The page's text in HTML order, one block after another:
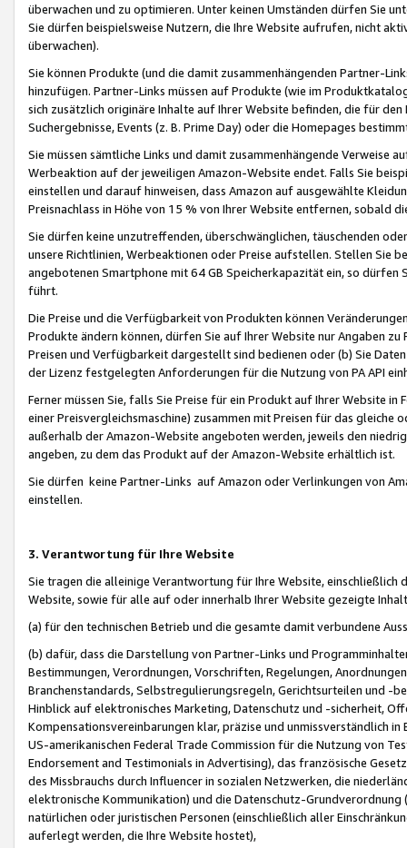
überwachen und zu optimieren. Unter keinen Umständen dürfen Sie
Sie dürfen beispielsweise Nutzern, die Ihre Website aufrufen, nicht
überwachen).
Sie können Produkte (und die damit zusammenhängenden Partner-
hinzufügen. Partner-Links müssen auf Produkte (wie im
sich zusätzlich originäre Inhalte auf Ihrer Website befinden, die für
Suchergebnisse, Events (z. B. Prime Day) oder die Homepages
Sie müssen sämtliche Links und damit zusammenhängende
Werbeaktion auf der jeweiligen Amazon-Website endet. Falls Sie
einstellen und darauf hinweisen, dass Amazon auf ausgewählte
Preisnachlass in Höhe von 15 % von Ihrer Website entfernen, sobald
Sie dürfen keine unzutreffenden, überschwänglichen, täuschenden
unsere Richtlinien, Werbeaktionen oder Preise aufstellen. Stellen Sie
angebotenen Smartphone mit 64 GB Speicherkapazität ein, so dürfen
führt.
Die Preise und die Verfügbarkeit von Produkten können
Produkte ändern können, dürfen Sie auf Ihrer Website nur Angaben
Preisen und Verfügbarkeit dargestellt sind bedienen oder (b) Sie
der Lizenz festgelegten Anforderungen für die Nutzung von PA API
Ferner müssen Sie, falls Sie Preise für ein Produkt auf Ihrer Website
einer Preisvergleichsmaschine) zusammen mit Preisen für das
außerhalb der Amazon-Website angeboten werden, jeweils den
angeben, zu dem das Produkt auf der Amazon-Website erhältlich ist.
Sie dürfen keine Partner-Links auf Amazon oder Verlinkungen von
einstellen.
3. Verantwortung für Ihre Website
Sie tragen die alleinige Verantwortung für Ihre Website,
Website, sowie für alle auf oder innerhalb Ihrer Website gezeigte
(a) für den technischen Betrieb und die gesamte damit verbundene
(b) dafür, dass die Darstellung von Partner-Links und
Bestimmungen, Verordnungen, Vorschriften, Regelungen,
Branchenstandards, Selbstregulierungsregeln, Gerichtsurteilen und -
Hinblick auf elektronisches Marketing, Datenschutz und -sicherheit,
Kompensationsvereinbarungen klar, präzise und unmissverständlich
US-amerikanischen Federal Trade Commission für die Nutzung von
Endorsement and Testimonials in Advertising), das französische
des Missbrauchs durch Influencer in sozialen Netzwerken, die
elektronische Kommunikation) und die Datenschutz-
natürlichen oder juristischen Personen (einschließlich aller
auferlegt werden, die Ihre Website hostet),